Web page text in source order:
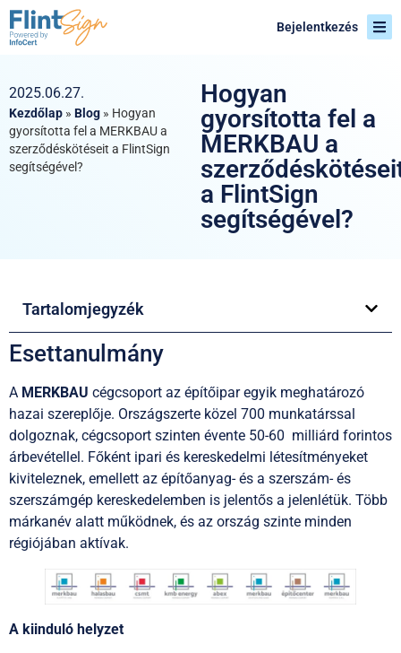
Bejelentkezés
2025.06.27.
Kezdőlap » Blog » Hogyan
gyorsította fel a MERKBAU a
szerződéskötéseit a FlintSign
segítségével?
Hogyan
gyorsította fel a
MERKBAU a
a FlintSign
segítségével?
Tartalomjegyzék
Esettanulmány
A MERKBAU cégcsoport az építőipar egyik meghatározó
hazai szereplője. Országszerte közel 700 munkatárssal
dolgoznak, cégcsoport szinten évente 50-60 milliárd forintos
árbevétellel. Főként ipari és kereskedelmi létesítményeket
kiviteleznek, emellett az építőanyag- és a szerszám- és
szerszámgép kereskedelemben is jelentős a jelenlétük. Több
márkanév alatt működnek, és az ország szinte minden
régiójában aktívak.
A kiinduló helyzet